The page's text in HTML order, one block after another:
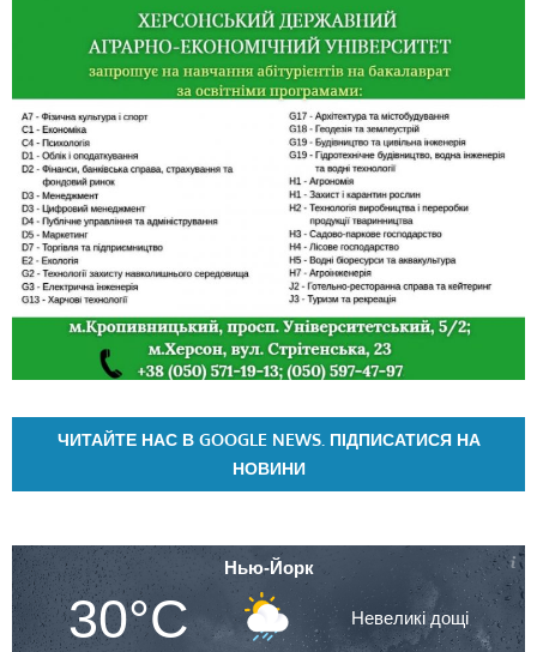
ЧИТАЙТЕ НАС В GOOGLE NEWS. ПІДПИСАТИСЯ НА
НОВИНИ
Нью-Йорк
30°C Невеликі дощі